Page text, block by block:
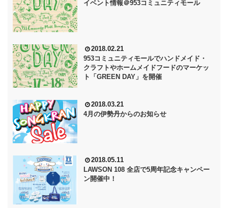
イベント情報＠953コミュニティモール
2018.02.21
953コミュニティモールでハンドメイド・
クラフトやホームメイドフードのマーケッ
ト「GREEN DAY」を開催
2018.03.21
4月の伊勢丹からのお知らせ
2018.05.11
LAWSON 108 全店で5周年記念キャンペー
ン開催中！